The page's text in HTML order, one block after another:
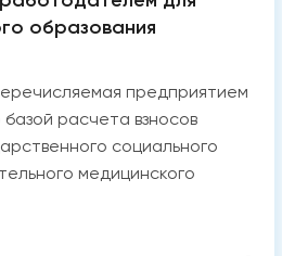
образования
предприятием
расчета взносов
социального
медицинского